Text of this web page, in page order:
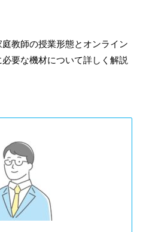
教師の授業形態とオンライン
要な機材について詳しく解説